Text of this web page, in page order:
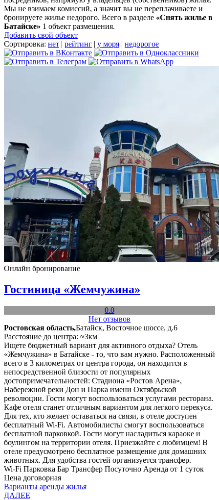
Мы не взимаем комиссий, а значит вы не переплачиваете и
бронируете жилье недорого. Всего в разделе «Снять жилье в
Батайске» 1 объект размещения.
Добавить свой объект
Сортировка: нет | рейтинг | у моря | недорогое
Онлайн бронирование
Гостиница «Жемчужина»
0.0
Нет отзывов
Ростовская область,Батайск, Восточное шоссе, д.6
Расстояние до центра: ≈3км
Ищете бюджетный вариант для активного отдыха? Отель
«Жемчужина» в Батайске - то, что вам нужно. Расположенный
всего в 3 километрах от центра города, он находится в
непосредственной близости от популярных
достопримечательностей: Стадиона «Ростов Арена»,
Набережной реки Дон и Парка имени Октябрьской
революции. Гости могут воспользоваться услугами ресторана.
Кафе отеля станет отличным вариантом для легкого перекуса.
Для тех, кто желает оставаться на связи, в отеле доступен
бесплатный Wi-Fi. Автомобилисты смогут воспользоваться
бесплатной парковкой. Гости могут насладиться караоке и
боулингом на территории отеля. Приезжайте с любимцем! В
отеле предусмотрено бесплатное размещение для домашних
животных. Для удобства гостей организуется трансфер.
Wi-Fi Парковка Бар Трансфер Посуточно Аренда от 1 суток
Цена договорная
Варианты аренды жилья
ДАЛЕЕ